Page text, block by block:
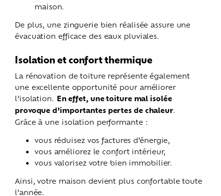
maison.
De plus, une zinguerie bien réalisée assure une
évacuation efficace des eaux pluviales.
Isolation et confort thermique
La rénovation de toiture représente également
une excellente opportunité pour améliorer
l’isolation. En effet, une toiture mal isolée
provoque d’importantes pertes de chaleur.
Grâce à une isolation performante :
vous réduisez vos factures d’énergie,
vous améliorez le confort intérieur,
vous valorisez votre bien immobilier.
Ainsi, votre maison devient plus confortable toute
l’année.